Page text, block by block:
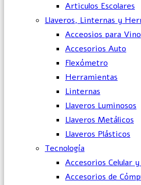
Articulos Escolares
Llaveros, Linternas y
Acceosios para Vino
Accesorios Auto
Flexómetro
Herramientas
Linternas
Llaveros Luminosos
Llaveros Metálicos
Llaveros Plásticos
Tecnología
Accesorios Celular
Accesorios de